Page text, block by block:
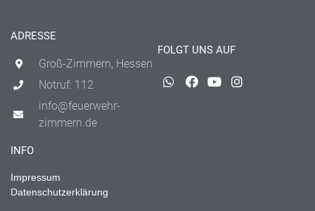
ADRESSE
Groß-Zimmern, Hessen
Notruf: 112
info@feuerwehr-
zimmern.de
FOLGT UNS AUF
INFO
Impressum
Datenschutzerklärung